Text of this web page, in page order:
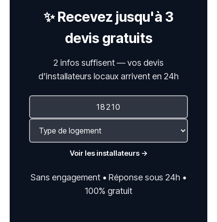
✨ Recevez jusqu'à 3
devis gratuits
2 infos suffisent — vos devis
d'installateurs locaux arrivent en 24h
Voir les installateurs →
Sans engagement • Réponse sous 24h •
100% gratuit